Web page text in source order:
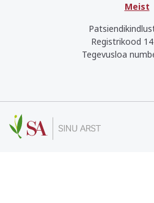
Meist
Registrikood
Tegevusloa